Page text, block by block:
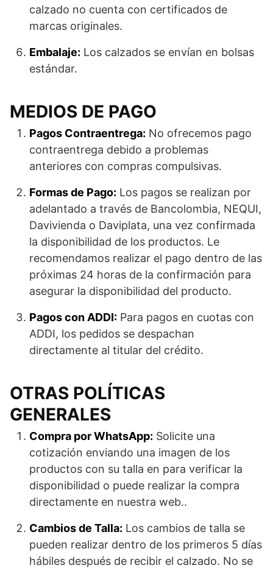
calzado no cuenta con certificados de
marcas originales.
Embalaje: Los calzados se envían en bolsas
estándar.
MEDIOS DE PAGO
Pagos Contraentrega: No ofrecemos pago
contraentrega debido a problemas
anteriores con compras compulsivas.
Formas de Pago: Los pagos se realizan por
adelantado a través de Bancolombia, NEQUI,
Davivienda o Daviplata, una vez confirmada
la disponibilidad de los productos. Le
recomendamos realizar el pago dentro de las
próximas 24 horas de la confirmación para
asegurar la disponibilidad del producto.
Pagos con ADDI: Para pagos en cuotas con
ADDI, los pedidos se despachan
directamente al titular del crédito.
OTRAS POLÍTICAS
GENERALES
Compra por WhatsApp: Solicite una
cotización enviando una imagen de los
productos con su talla en para verificar la
disponibilidad o puede realizar la compra
directamente en nuestra web..
Cambios de Talla: Los cambios de talla se
pueden realizar dentro de los primeros 5 días
hábiles después de recibir el calzado. No se